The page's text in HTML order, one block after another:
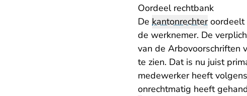
Oordeel rechtbank
De kantonrechteroordeelt
de werknemer. De
van de Arbovoorschriften
te zien. Dat is nu juist
medewerker heeft
onrechtmatig heeft